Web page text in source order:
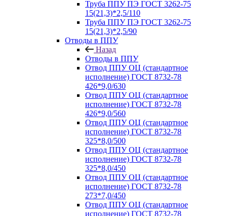
Труба ППУ ПЭ ГОСТ 3262-75
15(21,3)*2,5/110
Труба ППУ ПЭ ГОСТ 3262-75
15(21,3)*2,5/90
Отводы в ППУ
Назад
Отводы в ППУ
Отвод ППУ ОЦ (стандартное
исполнение) ГОСТ 8732-78
426*9,0/630
Отвод ППУ ОЦ (стандартное
исполнение) ГОСТ 8732-78
426*9,0/560
Отвод ППУ ОЦ (стандартное
исполнение) ГОСТ 8732-78
325*8,0/500
Отвод ППУ ОЦ (стандартное
исполнение) ГОСТ 8732-78
325*8,0/450
Отвод ППУ ОЦ (стандартное
исполнение) ГОСТ 8732-78
273*7,0/450
Отвод ППУ ОЦ (стандартное
исполнение) ГОСТ 8732-78